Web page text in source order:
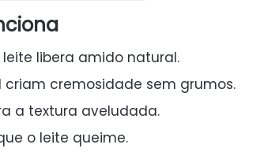
libera amido natural.
cremosidade sem grumos.
a textura aveludada.
o leite queime.